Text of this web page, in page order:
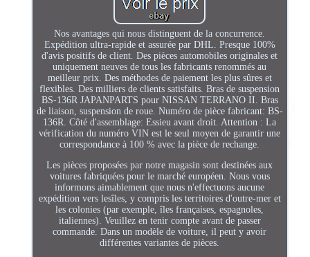
Nos avantages qui nous distinguent de la concurrence.
Expédition ultra-rapide et assurée par DHL. Presque 100%
d'avis positifs de client. Des pièces automobiles originales et
uniquement neuves de tous les fabricants renommés au
meilleur prix. Des méthodes de paiement les plus sûres et
flexibles. Des milliers de clients satisfaits. Bras de suspension
BS-136R JAPANPARTS pour NISSAN TERRANO II. Bras
de liaison, suspension de roue. Numéro de pièce fabricant: BS-
136R. Côté d'assemblage: Essieu avant droit. Attention : La
vérification du numéro VIN est le seul moyen de garantir une
correspondance à 100 % avec la pièce de rechange.
Les pièces proposées par notre magasin sont destinées aux
voitures fabriquées pour le marché européen. Nous vous
informons aimablement que nous n'effectuons aucune
expédition vers lesîles, y compris les territoires d'outre-mer et
les colonies (par exemple, îles françaises, espagnoles,
italiennes). Veuillez en tenir compte avant de passer
commande. Dans un modèle de voiture, il peut y avoir
différentes variantes de pièces.